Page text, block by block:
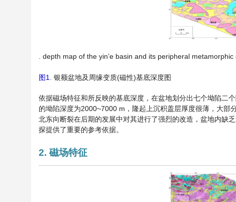
. depth map of the yin’e basin and its peripheral
图1 . 银额盆地及周缘变质(磁性)基底深度图
依据磁场特征和所反映的基底深度，在盆地划分出七个坳陷二
的坳陷深度为2000~7000 m，隆起上沉积盖层厚度很薄，大部
北东向断裂在后期的发展中对其进行了强烈的改造，盆地内缺
探提供了重要的参考依据。
2. 磁场特征